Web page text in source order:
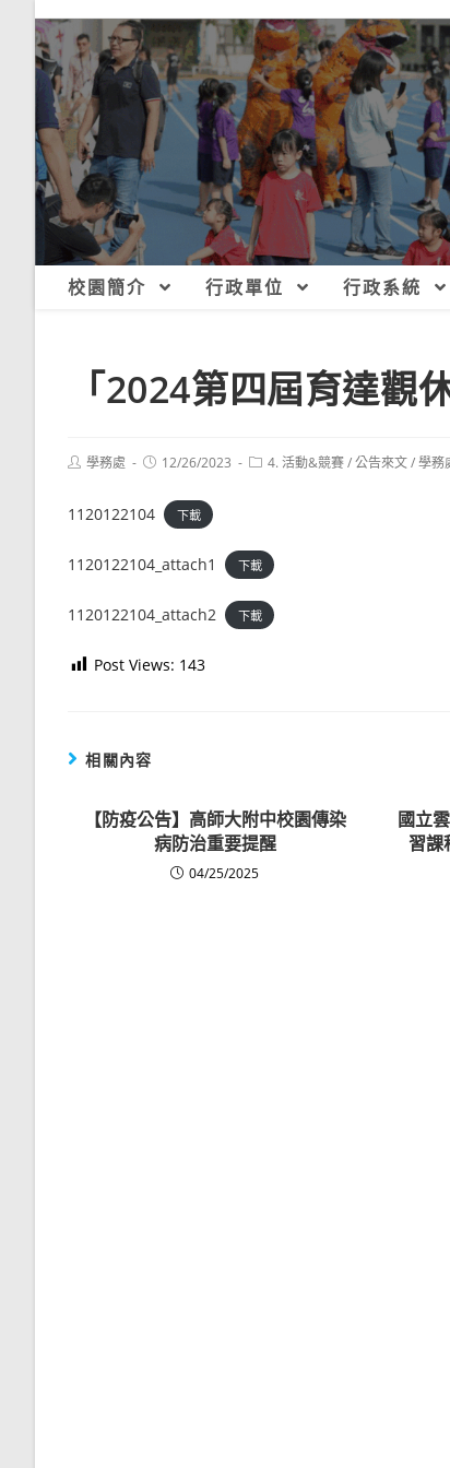
校園簡介 行政單位 行政系統
「2024第四屆育達觀
Post學務處
Post12/26/2023
Post4. 活動&競賽/公告來文/學務
1120122104 下載
1120122104_attach1 下載
1120122104_attach2 下載
Post Views: 143
相關內容
【防疫公告】高師大附中校園傳染
病防治重要提醒
04/25/2025
國立
習課